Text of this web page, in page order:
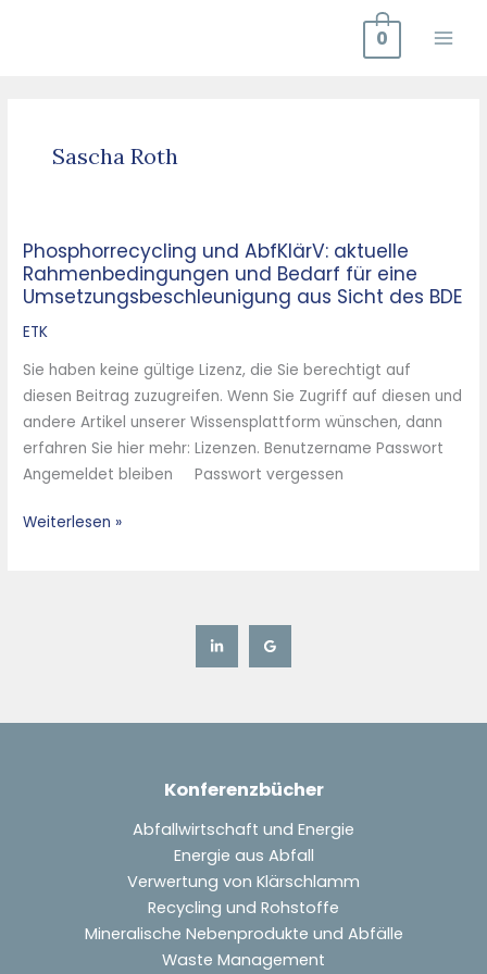
0
Sascha Roth
Phosphorrecycling und AbfKlärV: aktuelle
Rahmenbedingungen und Bedarf für eine
Umsetzungsbeschleunigung aus Sicht des BDE
ETK
Sie haben keine gültige Lizenz, die Sie berechtigt auf
diesen Beitrag zuzugreifen. Wenn Sie Zugriff auf diesen und
andere Artikel unserer Wissensplattform wünschen, dann
erfahren Sie hier mehr: Lizenzen. Benutzername Passwort
Angemeldet bleiben Passwort vergessen
Phosphorrecycling
und
AbfKlärV:
aktuelle
und
Bedarf
für
eine
Umsetzungsbeschleunigung
aus
Weiterlesen »
Konferenzbücher
Abfallwirtschaft und Energie
Energie aus Abfall
Verwertung von Klärschlamm
Recycling und Rohstoffe
Mineralische Nebenprodukte und Abfälle
Waste Management